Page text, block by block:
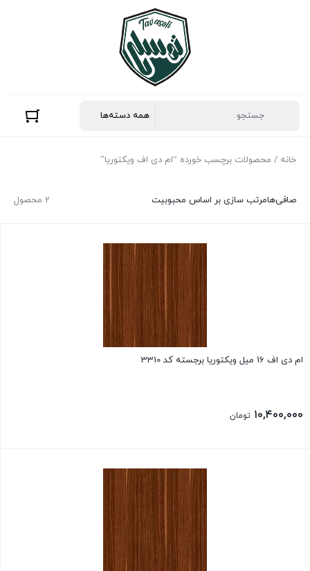
خانه / محصولات برچسب خورده “ام دی اف ویکتوریا”
2 محصول صافی‌هامرتب سازی بر اساس محبوبیت
ام دی اف 16 میل ویکتوریا برجسته کد 3310
۱۰,۴۰۰,۰۰۰ تومان